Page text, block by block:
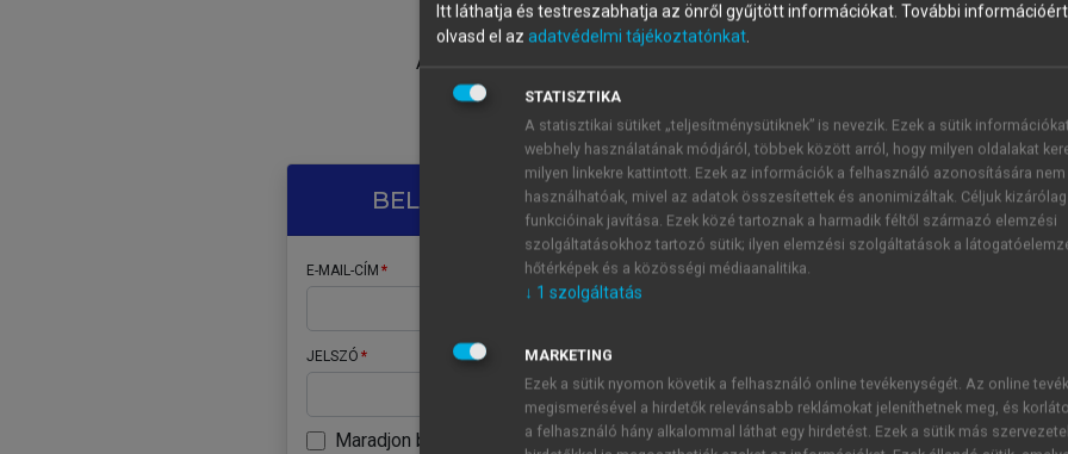
Új felhasználóként1 óra díjmentes hozzáférésrevagy
A próbaidőszak elindításához,
vagy hozz
A regisztráció után a
BELÉPÉS SAJÁT FIÓKKAL
E-MAIL-CÍM
JELSZÓ
Maradjon belépve
ÚJ FIÓK
1 óra
JELSZÓ
Itt láthatja és testreszabhatja az önről gyűjtött információkat. További
olvasd el az adatvédelmi tájékoztatónkat.
STATISZTIKA
A statisztikai sütiket „teljesítménysütiknek” is nevezik. Ezek a sütik
webhely használatának módjáról, többek között arról, hogy milyen oldalakat
milyen linkekre kattintott. Ezek az információk a felhasználó azonosítására nem
használhatóak, mivel az adatok összesítettek és anonimizáltak. Céljuk
funkcióinak javítása. Ezek közé tartoznak a harmadik féltől származó elemzési
szolgáltatásokhoz tartozó sütik; ilyen elemzési szolgáltatások a
hőtérképek és a közösségi médiaanalitika.
↓ 1 szolgáltatás
MARKETING
Ezek a sütik nyomon követik a felhasználó online tevékenységét. Az online
megismerésével a hirdetők relevánsabb reklámokat jeleníthetnek meg, és
a felhasználó hány alkalommal láthat egy hirdetést. Ezek a sütik más